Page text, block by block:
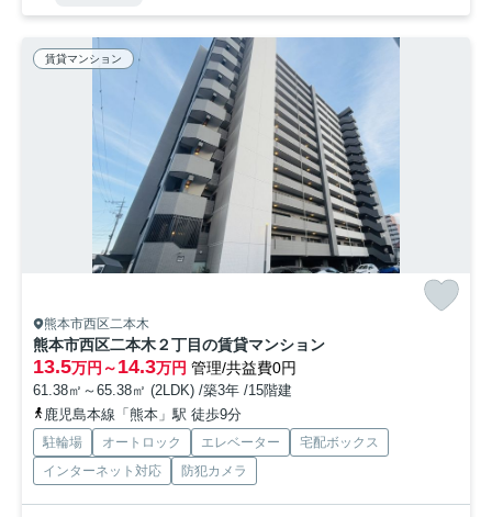
賃貸マンション
熊本市西区二本木
熊本市西区二本木２丁目の賃貸マンション
13.5万円～14.3万円 管理/共益費0円
61.38㎡～65.38㎡ (2LDK) /築3年 /15階建
鹿児島本線「熊本」駅 徒歩9分
駐輪場 オートロック エレベーター
宅配ボックス
インターネット対応
防犯カメラ